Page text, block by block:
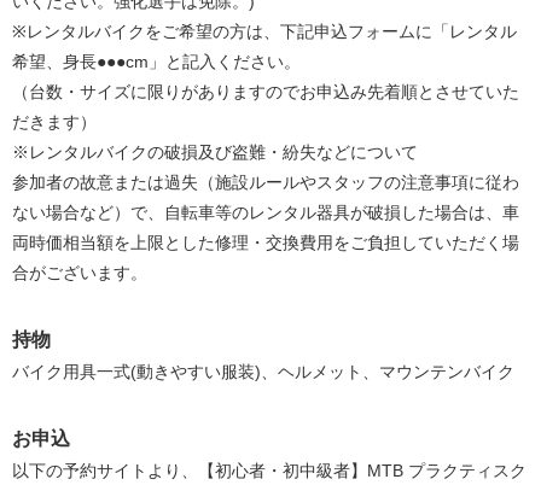
※レンタルバイクをご希望の方は、下記申込フォームに「レンタル
希望、身長●●●cm」と記入ください。
（台数・サイズに限りがありますのでお申込み先着順とさせていた
だきます）
※レンタルバイクの破損及び盗難・紛失などについて
参加者の故意または過失（施設ルールやスタッフの注意事項に従わ
ない場合など）で、自転車等のレンタル器具が破損した場合は、車
両時価相当額を上限とした修理・交換費用をご負担していただく場
合がございます。
持物
バイク用具一式(動きやすい服装)、ヘルメット、マウンテンバイク
お申込
以下の予約サイトより、【初心者・初中級者】MTB プラクティスク